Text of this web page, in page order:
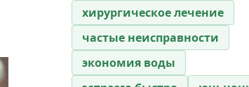
хирургическое лечение
частые неисправности
экономия воды